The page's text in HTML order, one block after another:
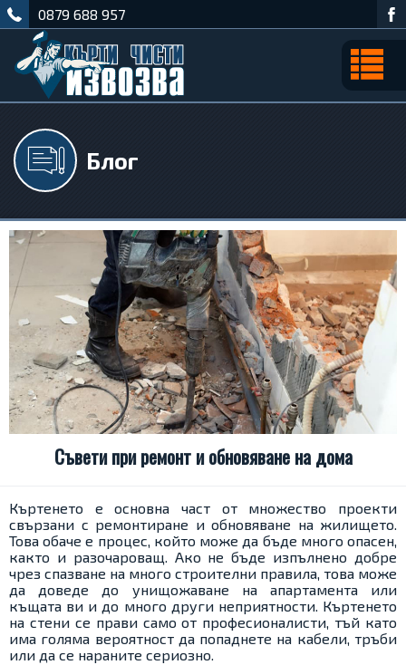
0879 688 957
Блог
Съвети при ремонт и обновяване на дома
Къртенето е основна част от множество проекти
свързани с ремонтиране и обновяване на жилището.
Това обаче е процес, който може да бъде много опасен,
както и разочароващ. Ако не бъде изпълнено добре
чрез спазване на много строителни правила, това може
да доведе до унищожаване на апартамента или
къщата ви и до много други неприятности. Къртенето
на стени се прави само от професионалисти, тъй като
има голяма вероятност да попаднете на кабели, тръби
или да се нараните сериозно.